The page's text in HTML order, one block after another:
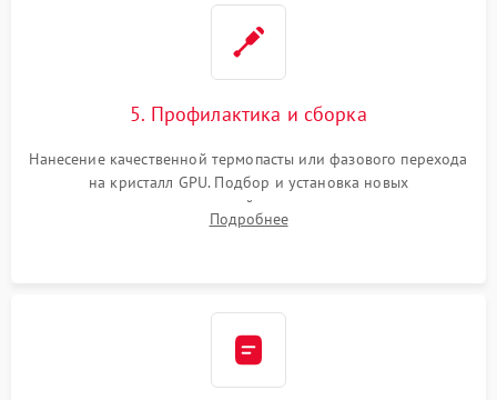
5. Профилактика и сборка
Нанесение качественной термопасты или фазового перехода
на кристалл GPU. Подбор и установка новых
термопрокладок правильной толщины на память и цепи
питания. Монтаж радиатора и бэкплейта, подключение и
Подробнее